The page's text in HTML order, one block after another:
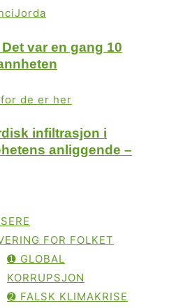
var en gang 10
infiltrasjon i
anliggende –
FOR FOLKET
➊ GLOBAL
KORRUPSJON
➋ FALSK KLIMAKRISE